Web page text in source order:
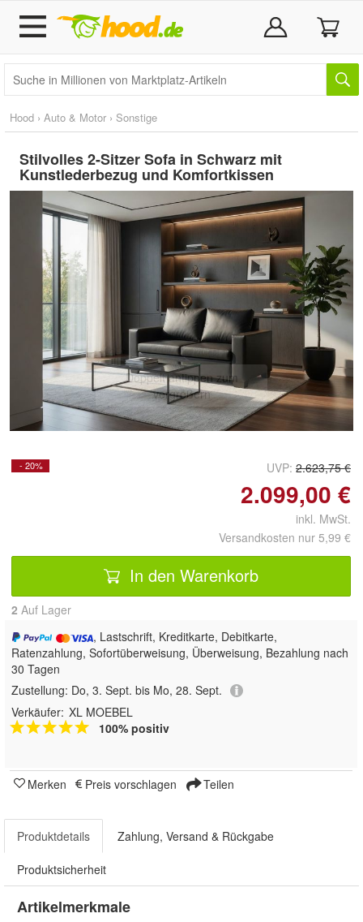
Hood › Auto & Motor › Sonstige
Stilvolles 2-Sitzer Sofa in Schwarz mit
Kunstlederbezug und Komfortkissen
Doppelt antippen zum
vergrößern
- 20% UVP: 2.623,75 €
2.099,00 €
inkl. MwSt.
Versandkosten nur 5,99 €
In den Warenkorb
2 Auf Lager
, Lastschrift, Kreditkarte, Debitkarte,
Ratenzahlung, Sofortüberweisung, Überweisung, Bezahlung nach
30 Tagen
Zustellung: Do, 3. Sept. bis Mo, 28. Sept.
Verkäufer: XL MOEBEL
100% positiv
Merken Preis vorschlagen Teilen
Produktdetails Zahlung, Versand & Rückgabe
Produktsicherheit
Artikelmerkmale